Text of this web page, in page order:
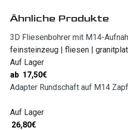
Ähnliche Produkte
3D Fliesenbohrer mit M14-
feinsteinzeug | fliesen |
Auf Lager
ab 17,50€
Adapter Rundschaft auf M14
Auf Lager
26,80€